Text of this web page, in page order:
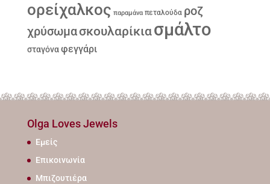
ορείχαλκος παραμάνα πεταλούδα ροζ
χρύσωμασκουλαρίκιασμάλτο
σταγόνα φεγγάρι
Olga Loves Jewels
Εμείς
Επικοινωνία
Μπιζουτιέρα